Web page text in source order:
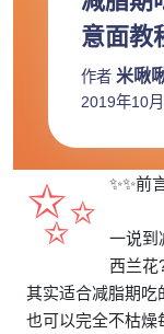
意面教
作者 米啾
2019年10
✨ ✨✨前
一说到
西兰花
其实适合减脂期吃
也可以完全不枯燥